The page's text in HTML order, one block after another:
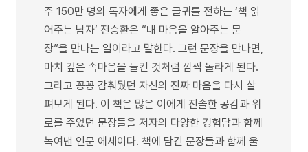
주 150만 명의 독자에게 좋은 글귀를 전하는 ‘책 읽
어주는 남자’ 전승환은 “내 마음을 알아주는 문
장”을 만나는 일이라고 말한다. 그런 문장을 만나면,
마치 깊은 속마음을 들킨 것처럼 깜짝 놀라게 된다.
그리고 꽁꽁 감춰뒀던 자신의 진짜 마음을 다시 살
펴보게 된다. 이 책은 많은 이에게 진솔한 공감과 위
로를 주었던 문장들을 저자의 다양한 경험담과 함께
녹여낸 인문 에세이다. 책에 담긴 문장들과 함께 울